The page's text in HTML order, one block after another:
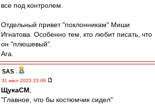
все под контролем.
Отдельный привет "поклонникам" Миши
Игнатова. Особенно тем, кто любит писать, что
он "плюшевый".
Ага.
SAS -
31 июл 2023 23:06
ЩукаСМ
"Главное, что бы костюмчик сидел"